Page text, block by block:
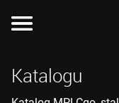
Katalogu